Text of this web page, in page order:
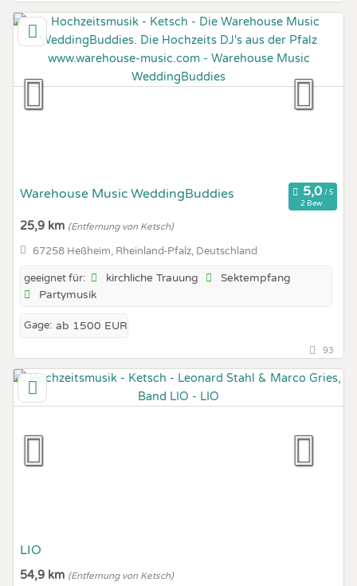
Warehouse Music WeddingBuddies
2 Bew.
25,9 km (Entfernung von Ketsch)
67258 Heßheim, Rheinland-Pfalz, Deutschland
geeignet für: kirchliche Trauung
Sektempfang
Partymusik
Gage: ab 1500 EUR
93
LIO
54,9 km (Entfernung von Ketsch)